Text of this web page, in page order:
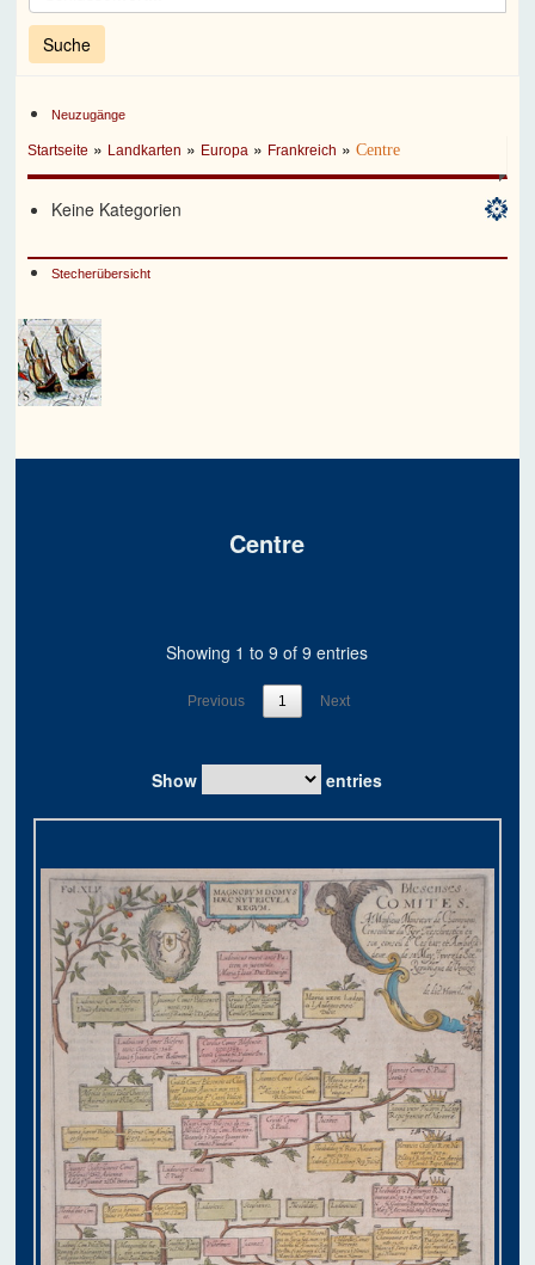
Neuzugänge
Startseite » Landkarten » Europa » Frankreich »Centre
Keine Kategorien
Stecherübersicht
Centre
Show entries
Showing 1 to 9 of 9 entries
Previous 1 Next